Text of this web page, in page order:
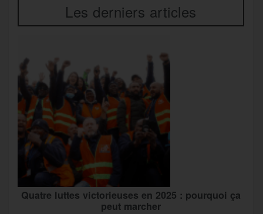
Les derniers articles
Quatre luttes victorieuses en 2025 : pourquoi ça
peut marcher